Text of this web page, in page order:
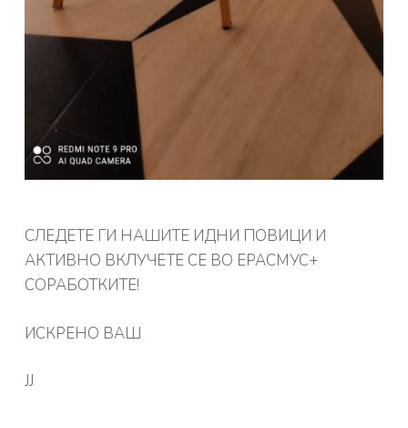
СЛЕДЕТЕ ГИ НАШИТЕ ИДНИ ПОВИЦИ И
АКТИВНО ВКЛУЧЕТЕ СЕ ВО ЕРАСМУС+
СОРАБОТКИТЕ!
ИСКРЕНО ВАШ
ЈЈ